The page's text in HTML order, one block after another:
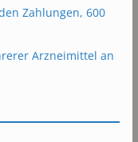
Zahlungen, 600
Arzneimittel an